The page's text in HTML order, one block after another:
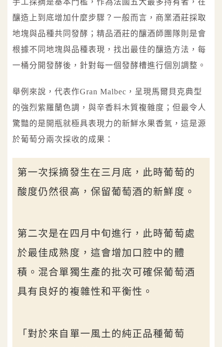
手工採摘是基本門檻，作為法國五大最多持有者，在
釀造上到底增加什麼步驟？一般而言，商業酒莊採取
地塊與品種共同發酵；精品酒莊的釀酒師團隊則是會
根據不同地塊與品種表現，找出最佳的釀造方法，每
一桶分開發酵後，針對每一個發酵槽進行個別調整。
舉例來說，代表作Gran Malbec，呈現馬爾貝克典型
的強烈紫羅蘭色調，與辛香料木質複雜度；但最令人
驚豔的是開瓶就極具表現力的新鮮水果香氣，這是源
於葡萄分兩次採收的成果：
第一次採摘發生在三月底，此時葡萄的
酸度仍然很高，保留葡萄酒的新鮮度。
第二次是在四月中旬進行，此時葡萄處
於最佳成熟度，這會增加口腔中的體
積。混合單獨生產的批次可確保葡萄酒
具有良好的複雜性和平衡性。
「對於來自單一風土的純正品種葡萄